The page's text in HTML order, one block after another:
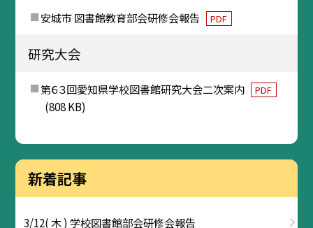
安城市 図書館教育部会研修会報告 PDF
研究大会
第６３回愛知県学校図書館研究大会二次案内 PDF
(808 KB)
新着記事
3/12( 木 ) 学校図書館部会研修会報告